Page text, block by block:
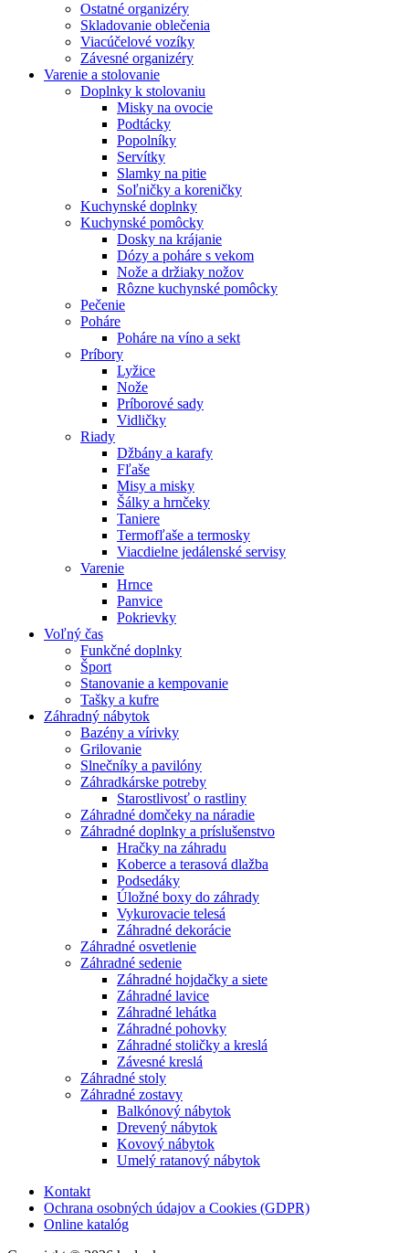
Ostatné organizéry
Skladovanie oblečenia
Viacúčelové vozíky
Závesné organizéry
Varenie a stolovanie
Doplnky k stolovaniu
Misky na ovocie
Podtácky
Popolníky
Servítky
Slamky na pitie
Soľničky a koreničky
Kuchynské doplnky
Kuchynské pomôcky
Dosky na krájanie
Dózy a poháre s vekom
Nože a držiaky nožov
Rôzne kuchynské pomôcky
Pečenie
Poháre
Poháre na víno a sekt
Príbory
Lyžice
Nože
Príborové sady
Vidličky
Riady
Džbány a karafy
Fľaše
Misy a misky
Šálky a hrnčeky
Taniere
Termofľaše a termosky
Viacdielne jedálenské servisy
Varenie
Hrnce
Panvice
Pokrievky
Voľný čas
Funkčné doplnky
Šport
Stanovanie a kempovanie
Tašky a kufre
Záhradný nábytok
Bazény a vírivky
Grilovanie
Slnečníky a pavilóny
Záhradkárske potreby
Starostlivosť o rastliny
Záhradné domčeky na náradie
Záhradné doplnky a príslušenstvo
Hračky na záhradu
Koberce a terasová dlažba
Podsedáky
Úložné boxy do záhrady
Vykurovacie telesá
Záhradné dekorácie
Záhradné osvetlenie
Záhradné sedenie
Záhradné hojdačky a siete
Záhradné lavice
Záhradné lehátka
Záhradné pohovky
Záhradné stoličky a kreslá
Závesné kreslá
Záhradné stoly
Záhradné zostavy
Balkónový nábytok
Drevený nábytok
Kovový nábytok
Umelý ratanový nábytok
Kontakt
Ochrana osobných údajov a Cookies (GDPR)
Online katalóg